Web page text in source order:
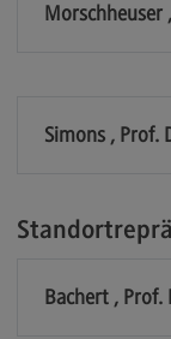
Kontakt
Finance
Morschheuser
Simons , Prof.
Bachert , Prof.